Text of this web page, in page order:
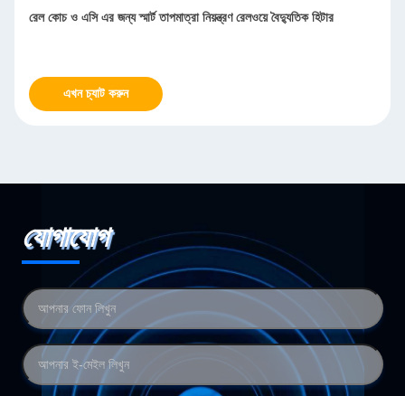
রেল কোচ ও এসি এর জন্য স্মার্ট তাপমাত্রা নিয়ন্ত্রণ রেলওয়ে বৈদ্যুতিক হিটার
এখন চ্যাট করুন
যোগাযোগ